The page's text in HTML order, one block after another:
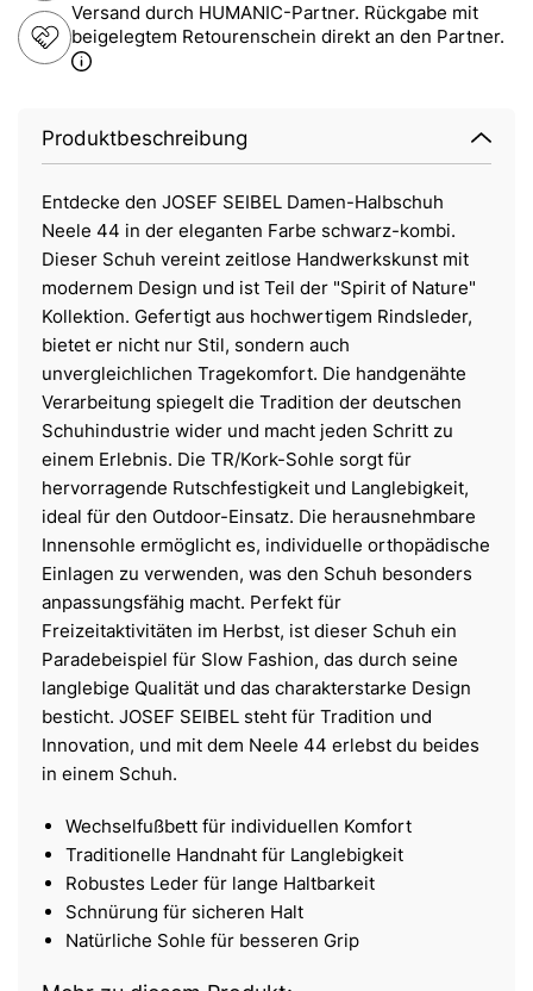
Versand durch HUMANIC-Partner. Rückgabe mit
beigelegtem Retourenschein direkt an den Partner.
Produktbeschreibung
Entdecke den JOSEF SEIBEL Damen-Halbschuh
Neele 44 in der eleganten Farbe schwarz-kombi.
Dieser Schuh vereint zeitlose Handwerkskunst mit
modernem Design und ist Teil der "Spirit of Nature"
Kollektion. Gefertigt aus hochwertigem Rindsleder,
bietet er nicht nur Stil, sondern auch
unvergleichlichen Tragekomfort. Die handgenähte
Verarbeitung spiegelt die Tradition der deutschen
Schuhindustrie wider und macht jeden Schritt zu
einem Erlebnis. Die TR/Kork-Sohle sorgt für
hervorragende Rutschfestigkeit und Langlebigkeit,
ideal für den Outdoor-Einsatz. Die herausnehmbare
Innensohle ermöglicht es, individuelle orthopädische
Einlagen zu verwenden, was den Schuh besonders
anpassungsfähig macht. Perfekt für
Freizeitaktivitäten im Herbst, ist dieser Schuh ein
Paradebeispiel für Slow Fashion, das durch seine
langlebige Qualität und das charakterstarke Design
besticht. JOSEF SEIBEL steht für Tradition und
Innovation, und mit dem Neele 44 erlebst du beides
in einem Schuh.
Wechselfußbett für individuellen Komfort
Traditionelle Handnaht für Langlebigkeit
Robustes Leder für lange Haltbarkeit
Schnürung für sicheren Halt
Natürliche Sohle für besseren Grip